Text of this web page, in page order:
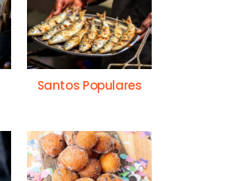
Santos Populares